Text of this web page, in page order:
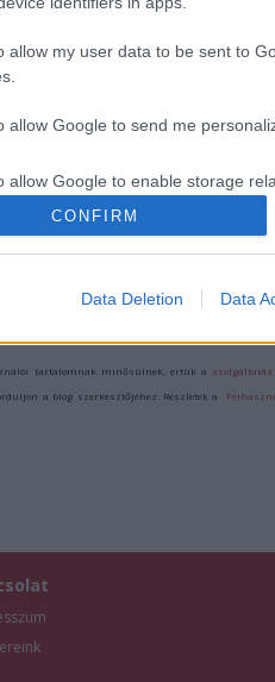
allow my user data to be sent to
allow Google to send me
allow Google to enable storage
identifiers in apps.
allow Google to enable storage
CONFIRM
Data Deletion Data
EMBERRÉ
VASÁRNAP ZÁRT
A DOMBOS FEST
ONIFESZT-
tartalomnak minősülnek, értük a
a blog szerkesztőjéhez. Részletek a